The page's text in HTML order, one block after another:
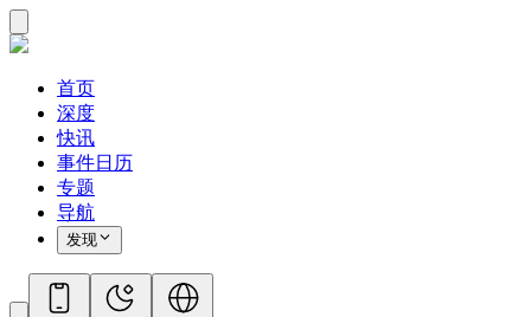
首页
深度
快讯
事件日历
专题
导航
发现